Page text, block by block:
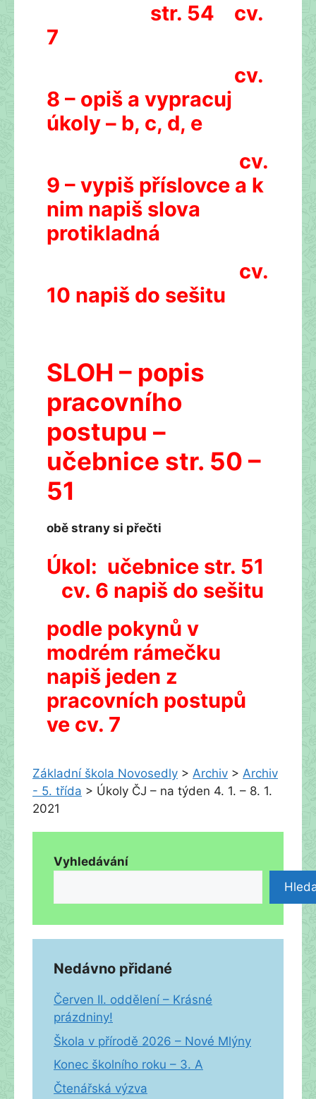
str. 54 cv.
7
cv.
8 – opiš a vypracuj
úkoly – b, c, d, e
cv.
9 – vypiš příslovce a k
nim napiš slova
protikladná
cv.
10 napiš do sešitu
SLOH – popis
pracovního
postupu –
učebnice str. 50 –
51
obě strany si přečti
Úkol: učebnice str. 51
cv. 6 napiš do sešitu
podle pokynů v
modrém rámečku
napiš jeden z
pracovních postupů
ve cv. 7
Základní škola Novosedly > Archiv > Archiv
- 5. třída > Úkoly ČJ – na týden 4. 1. – 8. 1.
2021
Vyhledávání
Nedávno přidané
Červen II. oddělení – Krásné
prázdniny!
Škola v přírodě 2026 – Nové Mlýny
Konec školního roku – 3. A
Čtenářská výzva